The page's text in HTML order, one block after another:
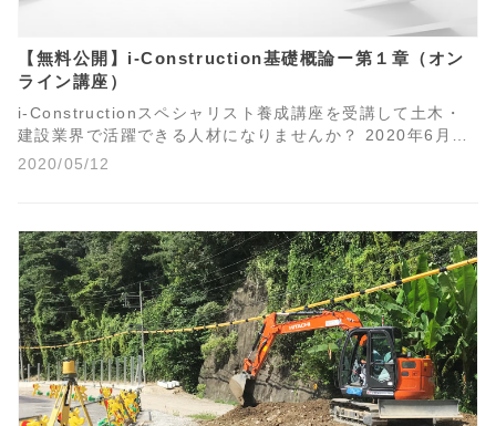
【無料公開】i-Construction基礎概論ー第１章（オン
ライン講座）
i-Constructionスペシャリスト養成講座を受講して土木・
建設業界で活躍できる人材になりませんか？ 2020年6月か
ら開講するi-Constructionスペシャリスト養成講座（オン
2020/05/12